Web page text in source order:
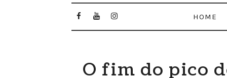
HOME
O fim do pico